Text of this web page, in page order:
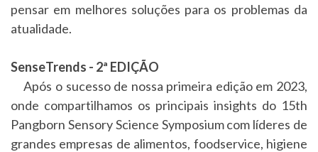
pensar em melhores soluções para os problemas da
atualidade.
SenseTrends - 2ª EDIÇÃO
Após o sucesso de nossa primeira edição em 2023,
onde compartilhamos os principais insights do 15th
Pangborn Sensory Science Symposium com líderes de
grandes empresas de alimentos, foodservice, higiene